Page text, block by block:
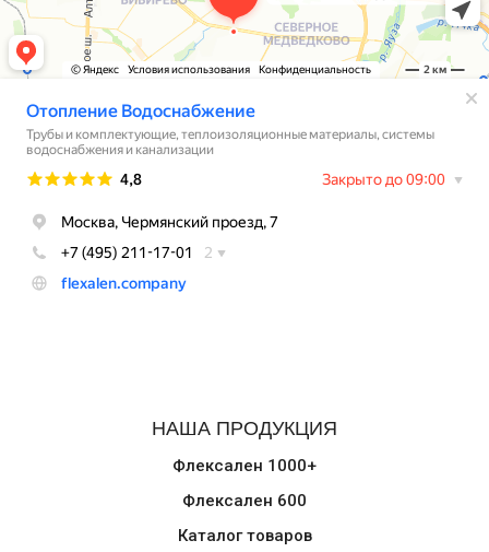
НАША ПРОДУКЦИЯ
Флексален 1000+
Флексален 600
Каталог товаров